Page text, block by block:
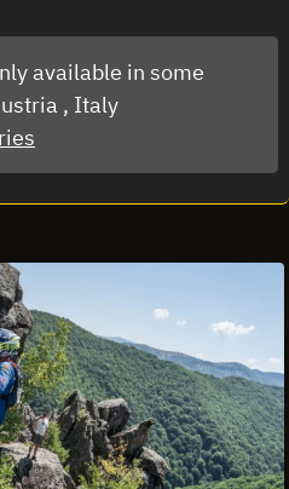
available in some
, Italy